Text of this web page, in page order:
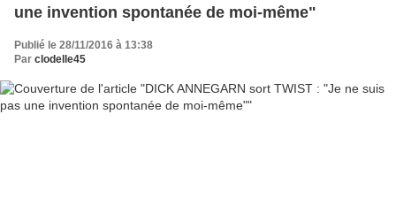
une invention spontanée de moi-même"
Publié le 28/11/2016 à 13:38
Par clodelle45